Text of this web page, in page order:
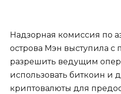
Надзорная комиссия по
острова Мэн выступила
разрешить ведущим
использовать биткоин и
криптовалюты для